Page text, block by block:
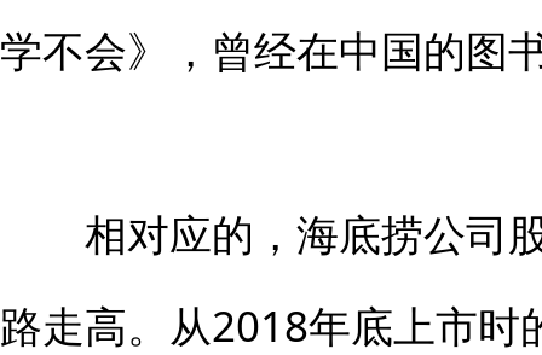
学不会》，曾经在中国的图
相对应的，海底捞公司
路走高。从2018年底上市